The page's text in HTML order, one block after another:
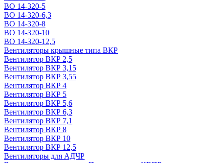
ВО 14-320-5
ВО 14-320-6,3
ВО 14-320-8
ВО 14-320-10
ВО 14-320-12,5
Вентиляторы крышные типа ВКР
Вентилятор ВКР 2,5
Вентилятор ВКР 3,15
Вентилятор ВКР 3,55
Вентилятор ВКР 4
Вентилятор ВКР 5
Вентилятор ВКР 5,6
Вентилятор ВКР 6,3
Вентилятор ВКР 7,1
Вентилятор ВКР 8
Вентилятор ВКР 10
Вентилятор ВКР 12,5
Вентиляторы для АДЧР